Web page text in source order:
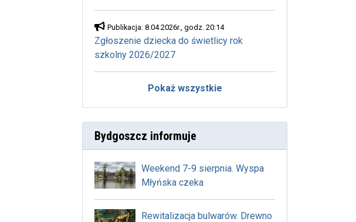
Publikacja: 8.04.2026r., godz. 20:14
Zgłoszenie dziecka do świetlicy rok
szkolny 2026/2027
Pokaż wszystkie
Bydgoszcz informuje
Weekend 7-9 sierpnia. Wyspa
Młyńska czeka
Rewitalizacja bulwarów. Drewno